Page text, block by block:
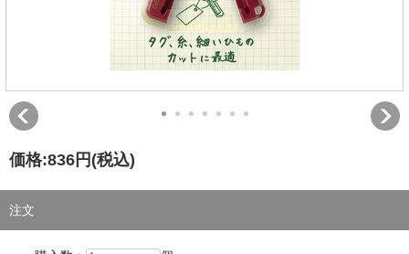
価格:836円 (税込)
注文